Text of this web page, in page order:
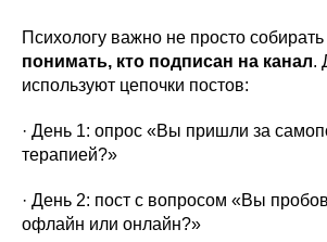
Психологу важно не просто
понимать, кто подписан на канал.
используют цепочки постов:
· День 1: опрос «Вы пришли за
терапией?»
· День 2: пост с вопросом «Вы
офлайн или онлайн?»